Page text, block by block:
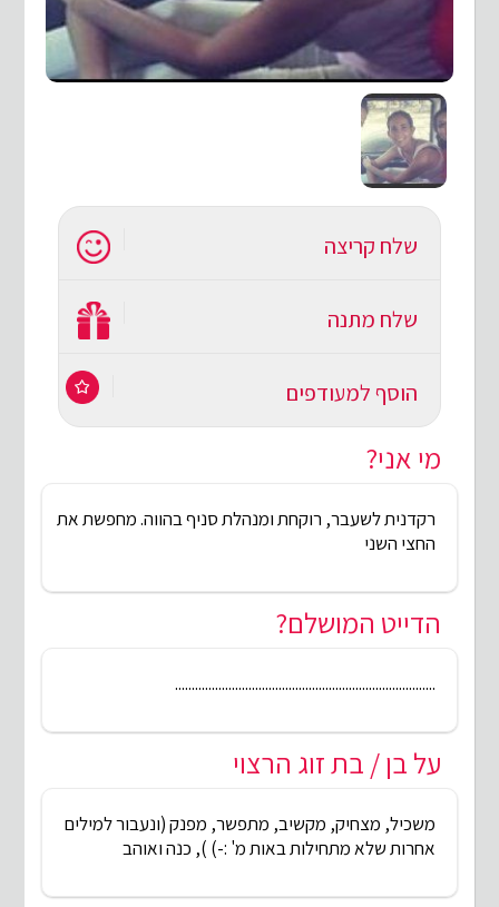
שלח קריצה
שלח מתנה
הוסף למעודפים
מי אני?
רקדנית לשעבר, רוקחת ומנהלת סניף בהווה. מחפשת את
החצי השני
הדייט המושלם?
..............................................................................
על בן / בת זוג הרצוי
משכיל, מצחיק, מקשיב, מתפשר, מפנק (ונעבור למילים
אחרות שלא מתחילות באות מ' :-) ), כנה ואוהב